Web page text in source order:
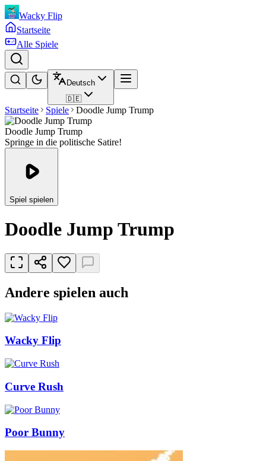
Wacky Flip
Startseite
Alle Spiele
Deutsch
🇩🇪
Startseite Spiele Doodle Jump Trump
Doodle Jump Trump
Springe in die politische Satire!
Spiel spielen
Doodle Jump Trump
Andere spielen auch
Wacky Flip
Curve Rush
Poor Bunny